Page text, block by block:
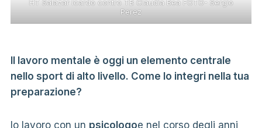
HT Salazar Icardo contro TB Claudia Bea FOTO- Sergio
Perez
Il lavoro mentale è oggi un elemento centrale
nello sport di alto livello. Come lo integri nella tua
preparazione?
Io lavoro con un psicologoe nel corso degli anni